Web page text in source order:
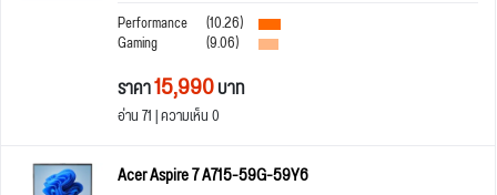
Performance
(10.26)
Gaming (9.06)
ราคา15,990บาท
อ่าน 71 | ความเห็น 0
Acer Aspire 7 A715-59G-59Y6